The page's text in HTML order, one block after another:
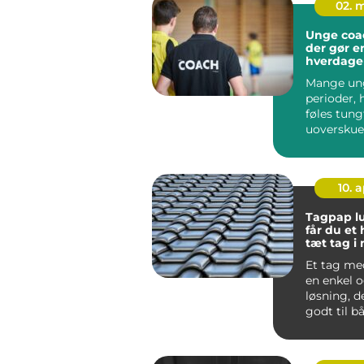
02.
Unge coach
der gør
Mange
perioder,
føles
skole, ...
10.
Tagpap lund
får du et
tæt tag i
Et tag
en enkel
løsning,
godt til